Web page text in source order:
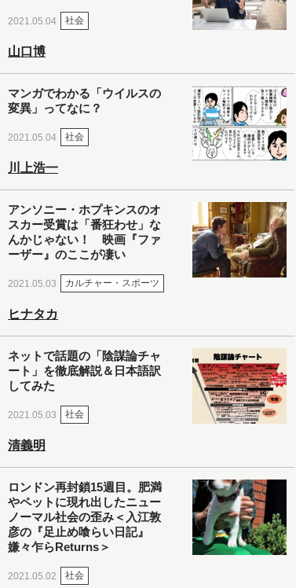
2021.05.04 社会
山口博
マンガでわかる「ウイルスの
変異」ってなに？
2021.05.04 社会
川上浩一
アンソニー・ホプキンスのオ
スカー受賞は「番狂わせ」な
んかじゃない！ 映画『ファ
ーザー』のここが凄い
2021.05.03 カルチャー・スポーツ
ヒナタカ
ネットで話題の「陰謀論チャ
ート」を徹底解説＆日本語訳
してみた
2021.05.03 社会
清義明
ロンドン再封鎖15週目。肥満
やペットに現れ出したニュー
ノーマル社会の歪み＜入江敦
彦の『足止め喰らい日記』
嫌々乍らReturns＞
2021.05.02 社会